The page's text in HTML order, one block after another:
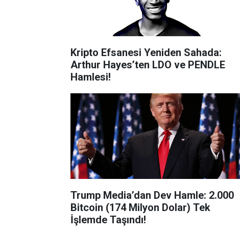
Kripto Efsanesi Yeniden Sahada:
Arthur Hayes’ten LDO ve PENDLE
Hamlesi!
Trump Media’dan Dev Hamle: 2.000
Bitcoin (174 Milyon Dolar) Tek
İşlemde Taşındı!